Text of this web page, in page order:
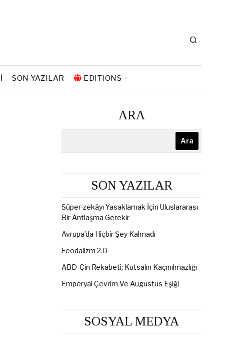
SON YAZILAR EDITIONS
ARA
Ara
SON YAZILAR
Süper-zekâyı Yasaklamak İçin Uluslararası
Bir Antlaşma Gerekir
Avrupa’da Hiçbir Şey Kalmadı
Feodalizm 2.0
ABD-Çin Rekabeti; Kutsalın Kaçınılmazlığı
Emperyal Çevrim Ve Augustus Eşiği
SOSYAL MEDYA